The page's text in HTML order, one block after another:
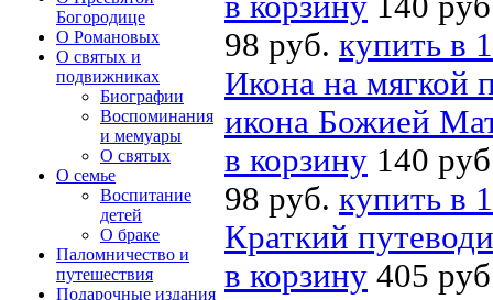
Богородице
О Романовых
О святых и
подвижниках
Биографии
Воспоминания
и мемуары
О святых
О семье
Воспитание
детей
О браке
Паломничество и
путешествия
Подарочные издания
98 руб. купить в
Икона на мягкой
икона Божией
в корзину 140
98 руб. купить в
Краткий
в корзину 405